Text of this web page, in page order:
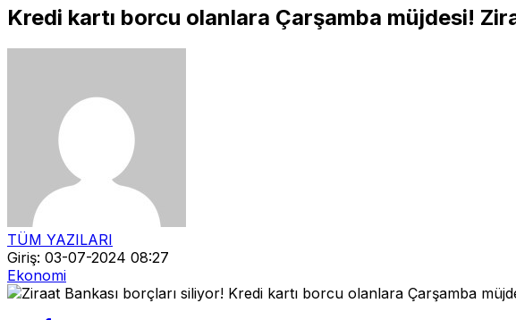
Kredi kartı borcu olanlara Çarşamba müjdesi!
TÜM YAZILARI
Giriş: 03-07-2024 08:27
Ekonomi